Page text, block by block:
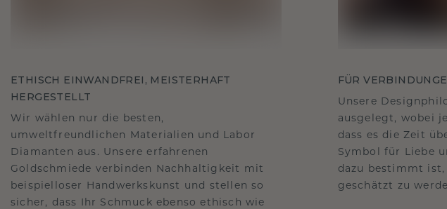
ETHISCH EINWANDFREI, MEISTERHAFT
HERGESTELLT
Wir wählen nur die besten,
umweltfreundlichen Materialien und Labor
Diamanten aus. Unsere erfahrenen
Goldschmiede verbinden Nachhaltigkeit mit
beispielloser Handwerkskunst und stellen so
sicher, dass Ihr Schmuck ebenso ethisch wie
FÜR
Unsere
ausgelegt, wobei
dass es die Zeit
Symbol für Liebe
dazu bestimmt
geschätzt zu